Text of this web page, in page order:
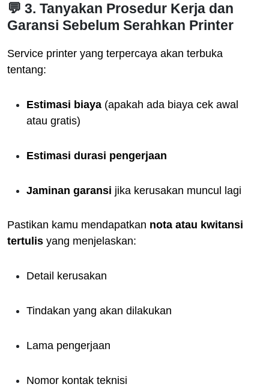
💬 3. Tanyakan Prosedur Kerja dan
Garansi Sebelum Serahkan Printer
Service printer yang terpercaya akan terbuka
tentang:
Estimasi biaya (apakah ada biaya cek awal
atau gratis)
Estimasi durasi pengerjaan
Jaminan garansi jika kerusakan muncul lagi
Pastikan kamu mendapatkan nota atau kwitansi
tertulis yang menjelaskan:
Detail kerusakan
Tindakan yang akan dilakukan
Lama pengerjaan
Nomor kontak teknisi